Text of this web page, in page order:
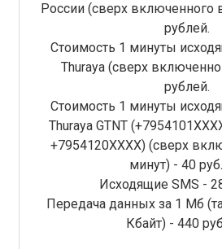
России (сверх включенного
рублей.
Стоимость 1 минуты
Thuraya (сверх
рублей.
Стоимость 1 минуты
Thuraya GTNT
+7954120ХХХХ) (сверх
минут) - 40
Исходящие SMS -
Передача данных за 1 Мб
Кбайт) - 440